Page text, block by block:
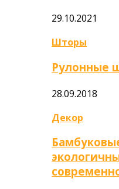
29.10.2021
Шторы
Рулонные
28.09.2018
Декор